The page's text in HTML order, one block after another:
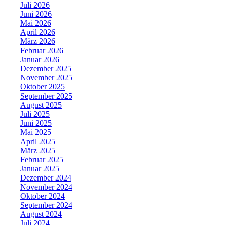
Juli 2026
Juni 2026
Mai 2026
April 2026
März 2026
Februar 2026
Januar 2026
Dezember 2025
November 2025
Oktober 2025
September 2025
August 2025
Juli 2025
Juni 2025
Mai 2025
April 2025
März 2025
Februar 2025
Januar 2025
Dezember 2024
November 2024
Oktober 2024
September 2024
August 2024
Juli 2024